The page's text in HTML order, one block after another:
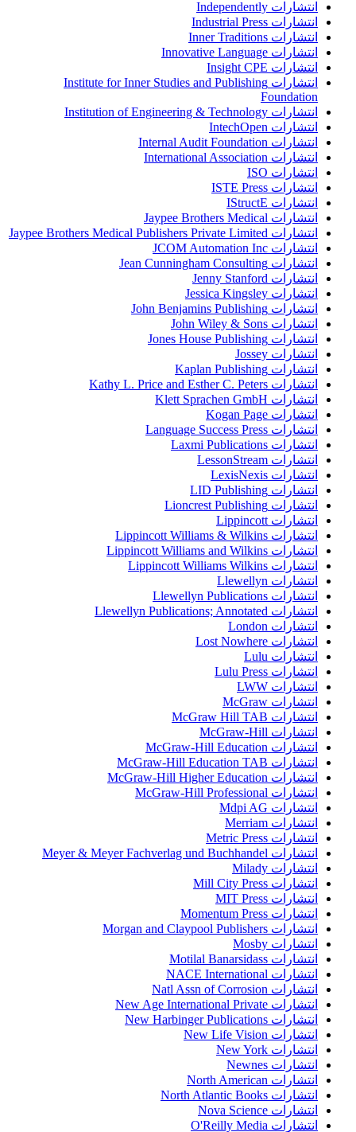
انتشارات Independently
انتشارات Industrial Press
انتشارات Inner Traditions
انتشارات Innovative Language
انتشارات Insight CPE
انتشارات Institute for Inner Studies and Publishing
Foundation
انتشارات Institution of Engineering & Technology
انتشارات IntechOpen
انتشارات Internal Audit Foundation
انتشارات International Association
انتشارات ISO
انتشارات ISTE Press
انتشارات IStructE
انتشارات Jaypee Brothers Medical
انتشارات Jaypee Brothers Medical Publishers Private Limited
انتشارات JCOM Automation Inc
انتشارات Jean Cunningham Consulting
انتشارات Jenny Stanford
انتشارات Jessica Kingsley
انتشارات John Benjamins Publishing
انتشارات John Wiley & Sons
انتشارات Jones House Publishing
انتشارات Jossey
انتشارات Kaplan Publishing
انتشارات Kathy L. Price and Esther C. Peters
انتشارات Klett Sprachen GmbH
انتشارات Kogan Page
انتشارات Language Success Press
انتشارات Laxmi Publications
انتشارات LessonStream
انتشارات LexisNexis
انتشارات LID Publishing
انتشارات Lioncrest Publishing
انتشارات Lippincott
انتشارات Lippincott Williams & Wilkins
انتشارات Lippincott Williams and Wilkins
انتشارات Lippincott Williams Wilkins
انتشارات Llewellyn
انتشارات Llewellyn Publications
انتشارات Llewellyn Publications; Annotated
انتشارات London
انتشارات Lost Nowhere
انتشارات Lulu
انتشارات Lulu Press
انتشارات LWW
انتشارات McGraw
انتشارات McGraw Hill TAB
انتشارات McGraw-Hill
انتشارات McGraw-Hill Education
انتشارات McGraw-Hill Education TAB
انتشارات McGraw-Hill Higher Education
انتشارات McGraw-Hill Professional
انتشارات Mdpi AG
انتشارات Merriam
انتشارات Metric Press
انتشارات Meyer & Meyer Fachverlag und Buchhandel
انتشارات Milady
انتشارات Mill City Press
انتشارات MIT Press
انتشارات Momentum Press
انتشارات Morgan and Claypool Publishers
انتشارات Mosby
انتشارات Motilal Banarsidass
انتشارات NACE International
انتشارات Natl Assn of Corrosion
انتشارات New Age International Private
انتشارات New Harbinger Publications
انتشارات New Life Vision
انتشارات New York
انتشارات Newnes
انتشارات North American
انتشارات North Atlantic Books
انتشارات Nova Science
انتشارات O'Reilly Media